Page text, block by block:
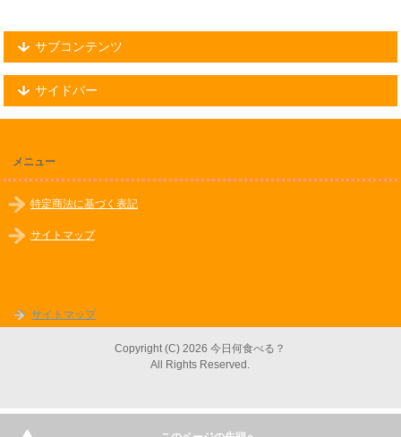
サブコンテンツ
サイドバー
メニュー
特定商法に基づく表記
サイトマップ
サイトマップ
Copyright (C) 2026 今日何食べる？
All Rights Reserved.